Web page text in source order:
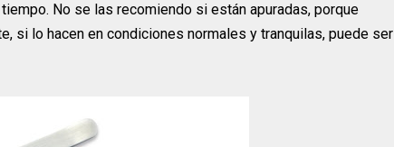
No se las recomiendo si están apuradas, porque
si lo hacen en condiciones normales y tranquilas, puede ser